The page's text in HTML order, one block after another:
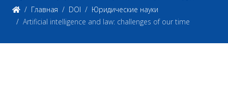
Главная
DOI
Юридические науки
Artificial intelligence and law: challenges of our time